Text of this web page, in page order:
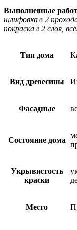
Выполненные
шлифовка в 2
покраска в 2 слоя,
Тип дома
Вид древесины
Фасадные
Состояние дома
Укрывистость
краски
Место